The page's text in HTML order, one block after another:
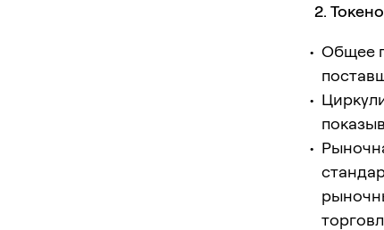
2.
Общее